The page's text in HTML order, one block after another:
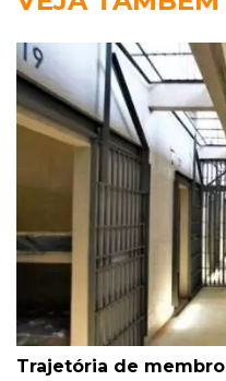
Trajetória de